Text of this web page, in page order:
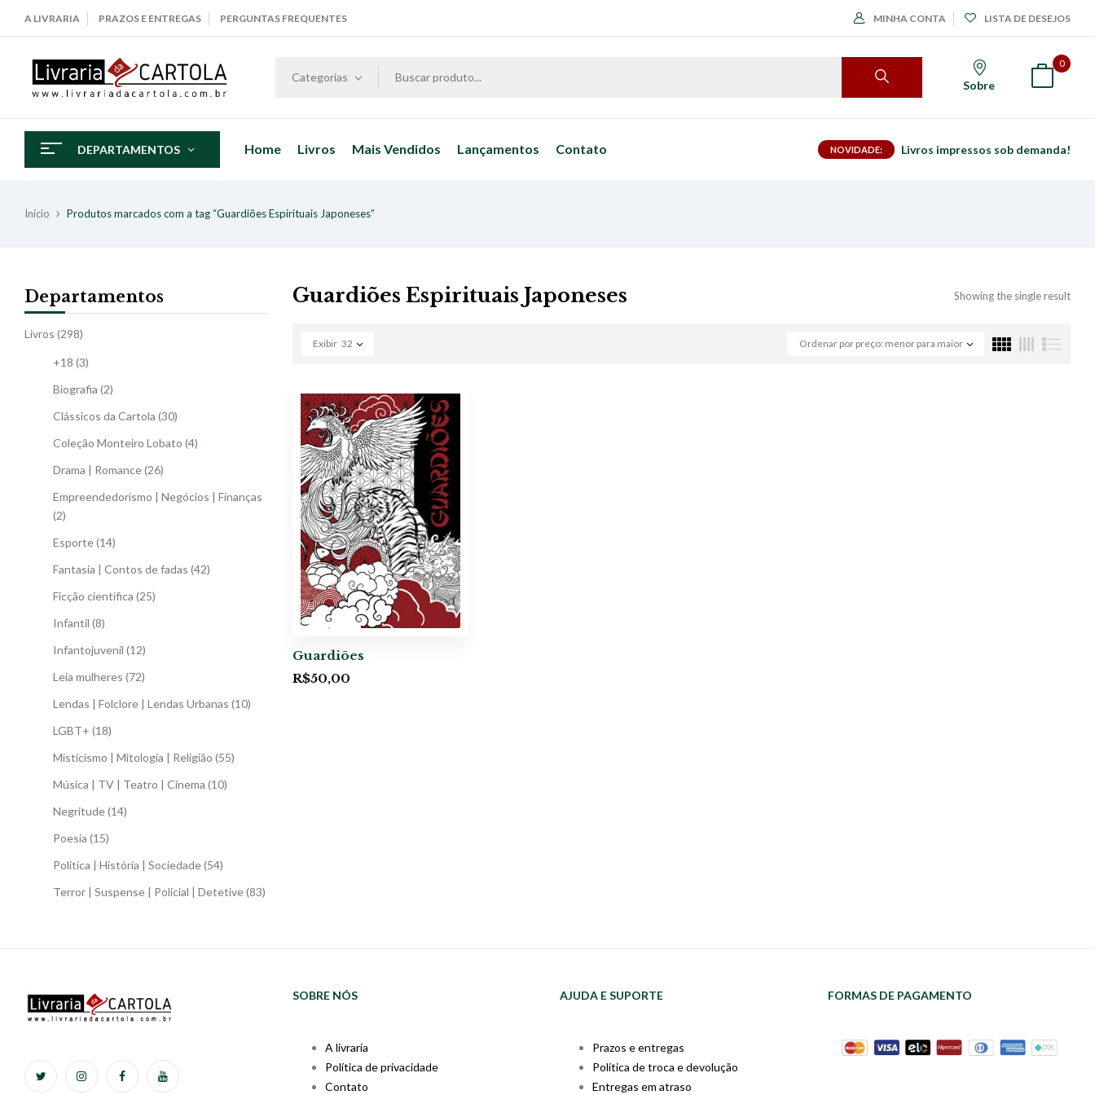
A LIVRARIA PRAZOS E ENTREGAS PERGUNTAS FREQUENTES MINHA CONTA LISTA DE DESEJOS
Categorias
Sobre
0
DEPARTAMENTOS Home Livros Mais Vendidos Lançamentos Contato NOVIDADE: Livros impressos sob demanda!
Início Produtos marcados com a tag “Guardiões Espirituais Japoneses”
Departamentos
Livros (298)
+18 (3)
Biografia (2)
Clássicos da Cartola (30)
Coleção Monteiro Lobato (4)
Drama | Romance(26)
Empreendedorismo | Negócios | Finanças
(2)
Esporte(14)
Fantasia | Contos de fadas (42)
Ficção científica (25)
Infantil (8)
Infantojuvenil (12)
Leia mulheres (72)
Lendas | Folclore | Lendas Urbanas (10)
LGBT+ (18)
Misticismo | Mitologia | Religião (55)
Música | TV | Teatro | Cinema (10)
Negritude(14)
Poesia (15)
Política | História | Sociedade(54)
Terror | Suspense | Policial | Detetive(83)
Guardiões Espirituais Japoneses Showing the single result
Ordenar por preço: menor para maior
Exibir 32
Guardiões
R$50,00
SOBRE NÓS
A livraria
Política de privacidade
Contato
AJUDA E SUPORTE
Prazos e entregas
Política de troca e devolução
Entregas em atraso
FORMAS DE PAGAMENTO